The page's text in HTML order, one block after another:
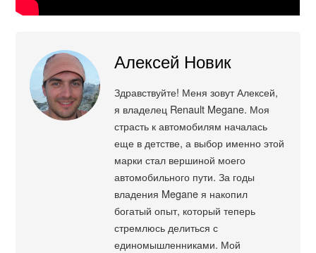
Алексей Новик
Здравствуйте! Меня зовут Алексей,
я владелец Renault Megane. Моя
страсть к автомобилям началась
еще в детстве, а выбор именно этой
марки стал вершиной моего
автомобильного пути. За годы
владения Megane я накопил
богатый опыт, который теперь
стремлюсь делиться с
единомышленниками. Мой